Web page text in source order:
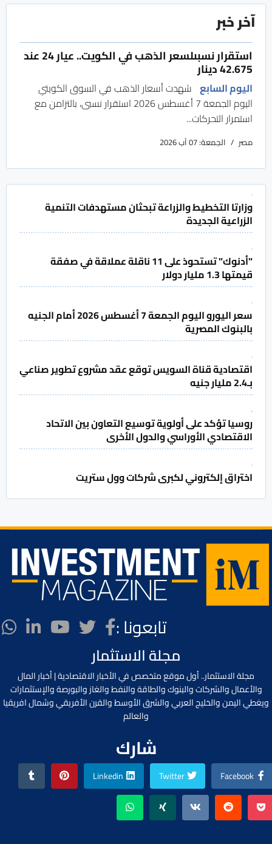
آخر خبر
استقرار نسبىلسعر الذهب في الكويت.. عيار 24 عند
42.675 دينار
اليوم السابع شهدت أسعار الذهب في السوق الكويتي
اليوم الجمعة 7 أغسطس 2026 استقرار نسبى، بالتزامن مع
استمرار التحركات...
مصر الجمعة: 07 آب 2026
وزارتا التخطيط والزراعة تبحثان مستهدفات التنمية
الزراعية الجديدة
"أدنوك" تستحوذ على 11 ناقلة عملاقة في صفقة
قيمتها 1.3 مليار دولار
سعر اليورو اليوم الجمعة 7 أغسطس 2026 أمام الجنيه
بالبنوك المصرية
اقتصادية قناة السويس توقع عقد مشروع تطوير صناعي
بـ2.4 مليار جنيه
روسيا تؤكد على أولوية توسيع التعاون بين الاتحاد
الاقتصادي الأوراسي والدول الأخرى
اختراق إلكتروني لكبرى شركات وول ستريت
تابعونا :
مجلة الاستثمار
مجلة الاستثمار.. أول موقع متخصص في الأخبار الاقتصادية | أخبار المال
والأعمال والشركات والبنوك والطاقة والنفط والغاز والبورصة والإستثمارات
ويغطي اليمن والخليج العربي والشرق الأوسط والقرن الأفريقي وشمال افريقيا
والعالم
شارك
Facebook
Twitter
Linkedin